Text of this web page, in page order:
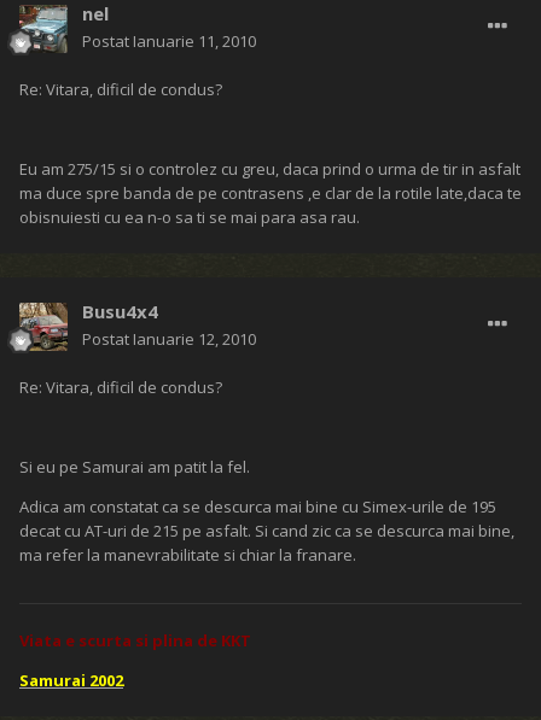
nel
Postat Ianuarie 11, 2010
Re: Vitara, dificil de condus?
Eu am 275/15 si o controlez cu greu, daca prind o urma de tir in asfalt
ma duce spre banda de pe contrasens ,e clar de la rotile late,daca te
obisnuiesti cu ea n-o sa ti se mai para asa rau.
Busu4x4
Postat Ianuarie 12, 2010
Re: Vitara, dificil de condus?
Si eu pe Samurai am patit la fel.
Adica am constatat ca se descurca mai bine cu Simex-urile de 195
decat cu AT-uri de 215 pe asfalt. Si cand zic ca se descurca mai bine,
ma refer la manevrabilitate si chiar la franare.
Viata e scurta si plina de KKT
Samurai 2002